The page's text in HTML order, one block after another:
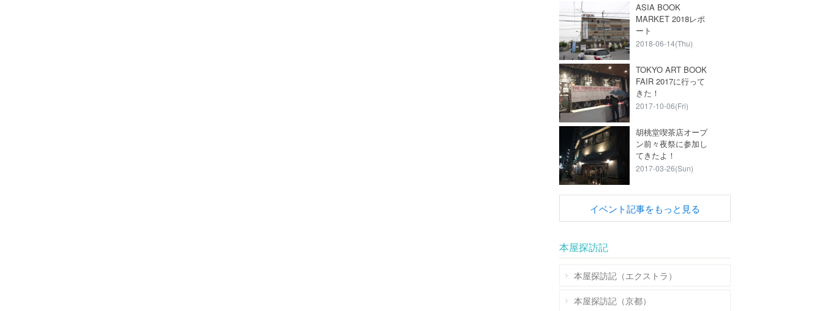
ASIA BOOK
MARKET 2018レポ
ート
2018-06-14(Thu)
TOKYO ART BOOK
FAIR 2017に行って
きた！
2017-10-06(Fri)
胡桃堂喫茶店オープ
ン前々夜祭に参加し
てきたよ！
2017-03-26(Sun)
イベント記事をもっと見る
本屋探訪記
本屋探訪記（エクストラ）
本屋探訪記（京都）